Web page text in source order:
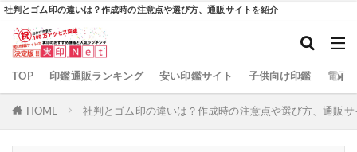
社判とゴム印の違いは？作成時の注意点や選び方、通販サイトを紹介
TOP 印鑑通販ランキング 安い印鑑サイト 子供向け印鑑 電子
HOME 社判とゴム印の違いは？作成時の注意点や選び方、通販
カテゴリー
検索